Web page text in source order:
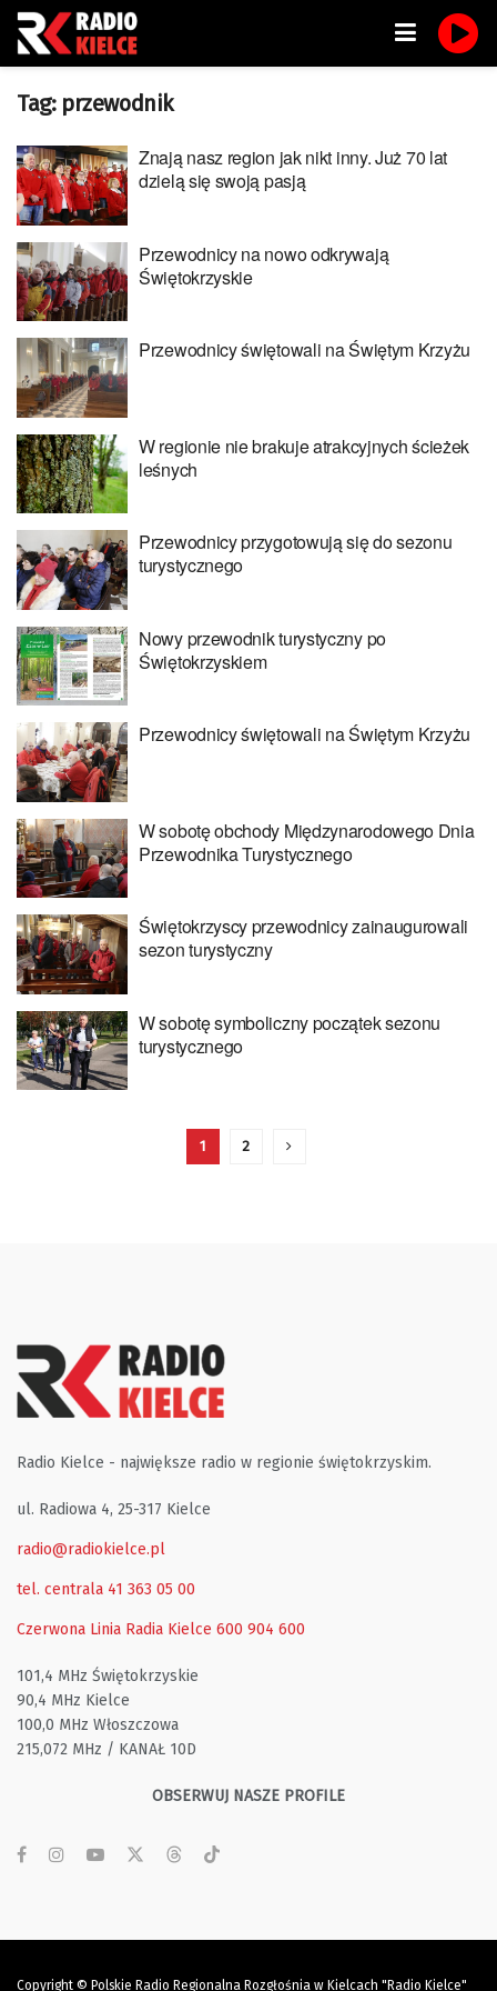
Tag: przewodnik
Znają nasz region jak nikt inny. Już 70 lat
dzielą się swoją pasją
Przewodnicy na nowo odkrywają
Świętokrzyskie
Przewodnicy świętowali na Świętym Krzyżu
W regionie nie brakuje atrakcyjnych ścieżek
leśnych
Przewodnicy przygotowują się do sezonu
turystycznego
Nowy przewodnik turystyczny po
Świętokrzyskiem
Przewodnicy świętowali na Świętym Krzyżu
W sobotę obchody Międzynarodowego Dnia
Przewodnika Turystycznego
Świętokrzyscy przewodnicy zainaugurowali
sezon turystyczny
W sobotę symboliczny początek sezonu
turystycznego
1 2
Radio Kielce - największe radio w regionie świętokrzyskim.
ul. Radiowa 4, 25-317 Kielce
radio@radiokielce.pl
tel. centrala 41 363 05 00
Czerwona Linia Radia Kielce 600 904 600
101,4 MHz Świętokrzyskie
90,4 MHz Kielce
100,0 MHz Włoszczowa
215,072 MHz / KANAŁ 10D
OBSERWUJ NASZE PROFILE
Copyright © Polskie Radio Regionalna Rozgłośnia w Kielcach "Radio Kielce"